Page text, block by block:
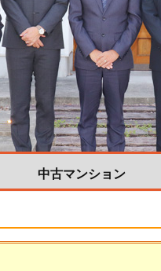
中古マンション